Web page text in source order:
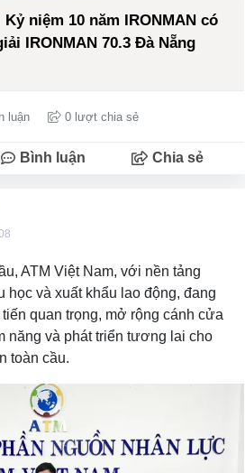
niệm 10 năm IRONMAN có
IRONMAN 70.3 Đà Nẵng
luận 0 lượt chia sẻ
Bình luận Chia sẻ
ATM Việt Nam, với nền tảng
học và xuất khẩu lao động, đang
quan trọng, mở rộng cánh cửa
năng và phát triển tương lai cho
toàn cầu.